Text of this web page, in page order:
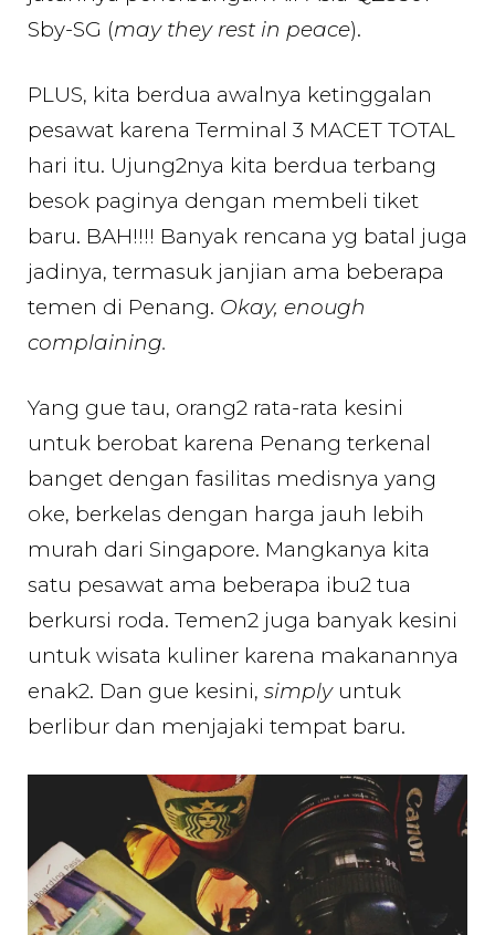
Sby-SG (may they rest in peace).
PLUS, kita berdua awalnya ketinggalan
pesawat karena Terminal 3 MACET TOTAL
hari itu. Ujung2nya kita berdua terbang
besok paginya dengan membeli tiket
baru. BAH!!!! Banyak rencana yg batal juga
jadinya, termasuk janjian ama beberapa
temen di Penang. Okay, enough
complaining.
Yang gue tau, orang2 rata-rata kesini
untuk berobat karena Penang terkenal
banget dengan fasilitas medisnya yang
oke, berkelas dengan harga jauh lebih
murah dari Singapore. Mangkanya kita
satu pesawat ama beberapa ibu2 tua
berkursi roda. Temen2 juga banyak kesini
untuk wisata kuliner karena makanannya
enak2. Dan gue kesini, simplyuntuk
berlibur dan menjajaki tempat baru.